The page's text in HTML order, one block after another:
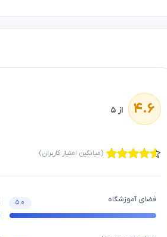
۴.۶ از ۵
(میانگین امتیاز کاربران)
فضای آموزشگاه ۵.۰